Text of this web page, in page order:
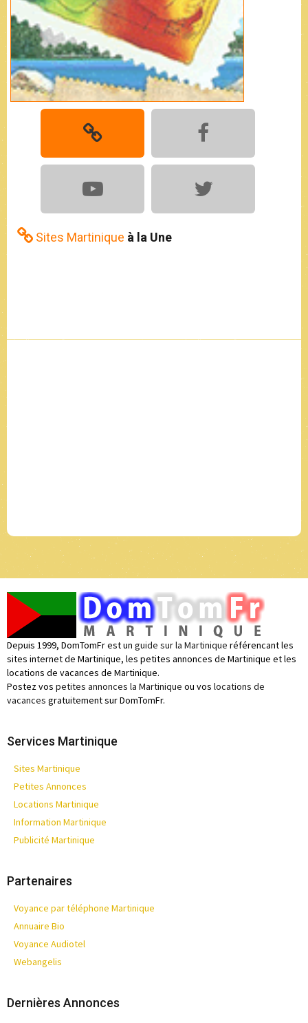
Sites Martinique à la Une
Depuis 1999, DomTomFr est un guide sur la Martinique référencant les
sites internet de Martinique, les petites annonces de Martinique et les
locations de vacances de Martinique.
Postez vos petites annonces la Martinique ou vos locations de
vacances gratuitement sur DomTomFr.
Services Martinique
Sites Martinique
Petites Annonces
Locations Martinique
Information Martinique
Publicité Martinique
Partenaires
Voyance par téléphone Martinique
Annuaire Bio
Voyance Audiotel
Webangelis
Dernières Annonces